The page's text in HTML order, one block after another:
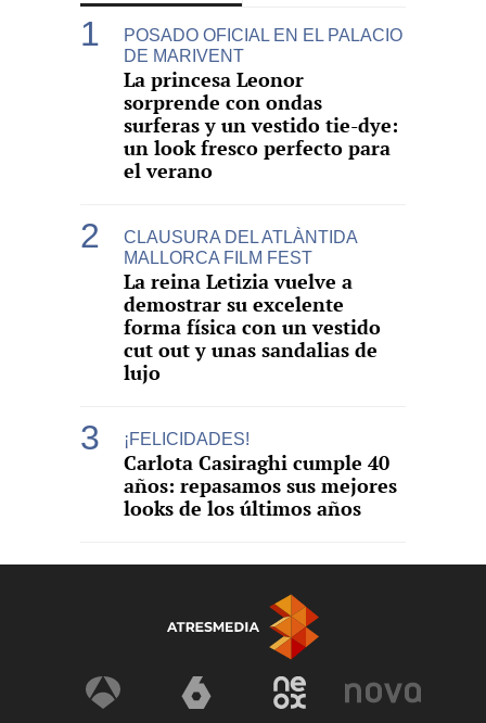
POSADO OFICIAL EN EL PALACIO
DE MARIVENT
La princesa Leonor
sorprende con ondas
surferas y un vestido tie-dye:
un look fresco perfecto para
el verano
CLAUSURA DEL ATLÀNTIDA
MALLORCA FILM FEST
La reina Letizia vuelve a
demostrar su excelente
forma física con un vestido
cut out y unas sandalias de
lujo
¡FELICIDADES!
Carlota Casiraghi cumple 40
años: repasamos sus mejores
looks de los últimos años